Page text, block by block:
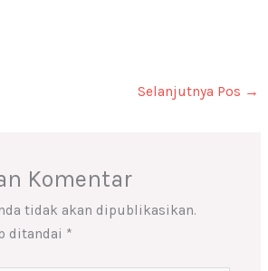
Selanjutnya Pos →
Komentar
tidak akan dipublikasikan.
ditandai *